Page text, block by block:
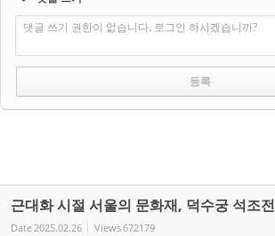
댓글 쓰기 권한이 없습니다. 로그인 하시겠습니까?
근대화 시절 서울의 문화재, 덕수궁 석조전
Date 2025.02.26 Views672179